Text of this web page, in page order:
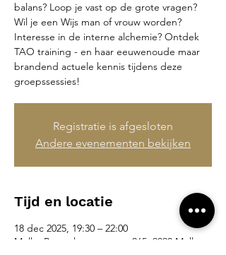
balans? Loop je vast op de grote vragen?
Wil je een Wijs man of vrouw worden?
Interesse in de interne alchemie? Ontdek
TAO training - en haar eeuwenoude maar
brandend actuele kennis tijdens deze
groepssessies!
Registratie is afgesloten
Andere evenementen bekijken
Tijd en locatie
18 dec 2025, 19:30 – 22:00
Melle, Brusselsesteenweg 265, 9090 Melle,